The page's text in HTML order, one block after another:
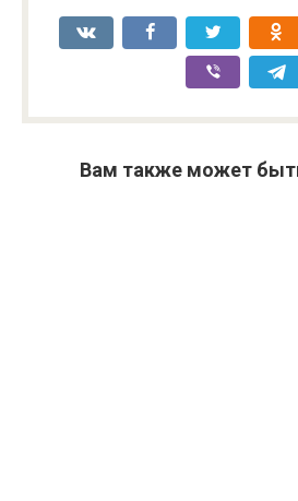
Вам также может